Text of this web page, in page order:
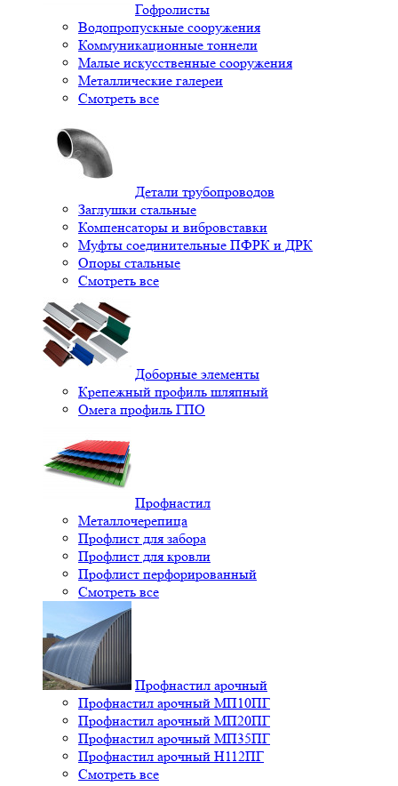
Гофролисты
Водопропускные сооружения
Коммуникационные тоннели
Малые искусственные сооружения
Металлические галереи
Смотреть все
Детали трубопроводов
Заглушки стальные
Компенсаторы и вибровставки
Муфты соединительные ПФРК и ДРК
Опоры стальные
Смотреть все
Доборные элементы
Крепежный профиль шляпный
Омега профиль ГПО
Профнастил
Металлочерепица
Профлист для забора
Профлист для кровли
Профлист перфорированный
Смотреть все
Профнастил арочный
Профнастил арочный МП10ПГ
Профнастил арочный МП20ПГ
Профнастил арочный МП35ПГ
Профнастил арочный Н112ПГ
Смотреть все